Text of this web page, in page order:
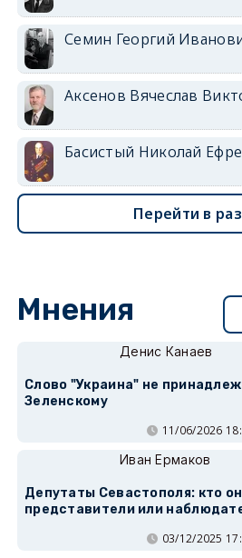
Семин Георгий
Аксенов Вячеслав
Басистый Николай
Перейти в
Мнения
Денис Канаев
Слово "Украина" не
Зеленскому
11/06/2026
Иван Ермаков
Депутаты Севастополя: кто
представители или
03/12/2025